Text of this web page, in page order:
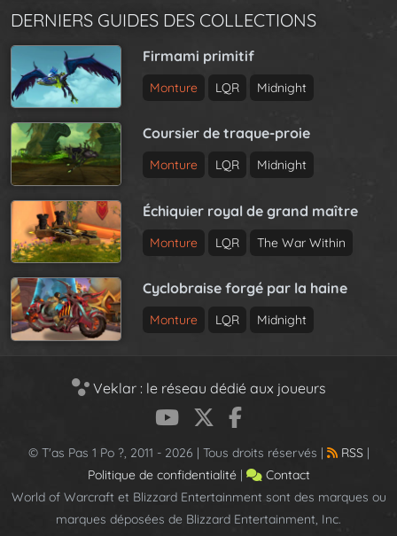
DERNIERS GUIDES DES COLLECTIONS
Firmami primitif
Monture LQR Midnight
Coursier de traque-proie
Monture LQR Midnight
Échiquier royal de grand maître
Monture LQR The War Within
Cyclobraise forgé par la haine
Monture LQR Midnight
Veklar : le réseau dédié aux joueurs
© T'as Pas 1 Po ?, 2011 - 2026 | Tous droits réservés | RSS|
Politique de confidentialité|
Contact
World of Warcraft et Blizzard Entertainment sont des marques ou
marques déposées de Blizzard Entertainment, Inc.